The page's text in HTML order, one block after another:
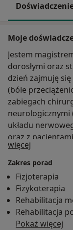
Moje
Jestem
dorosłymi oraz
dzień zajmuję
(bóle
zabiegach
układu
oraz z
nakładam na
szkoleniach, aby
pacjentom.
więcej
Zakres porad
Fizjoterapia
Fizykoterapia
Rehabilitacja
Rehabilitacja
Pokaż więcej